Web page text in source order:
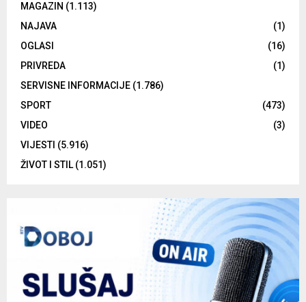
MAGAZIN (1.113)
NAJAVA
(1)
OGLASI
(16)
PRIVREDA
(1)
SERVISNE INFORMACIJE (1.786)
SPORT
(473)
VIDEO
(3)
VIJESTI (5.916)
ŽIVOT I STIL(1.051)